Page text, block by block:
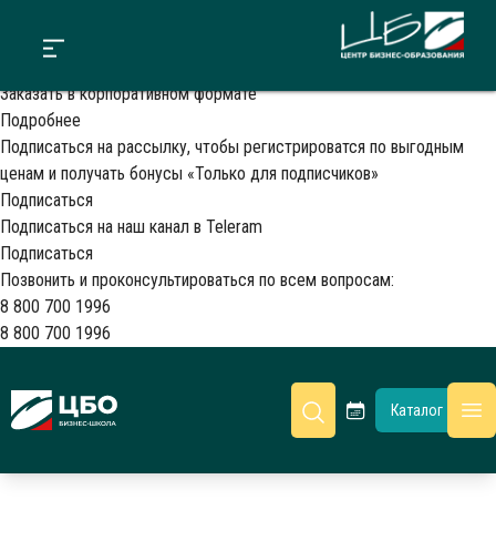
Мы уже провели эту программу
Заказать в корпоративном формате
Подробнее
Подписаться на рассылку, чтобы регистрироватся по выгодным
ценам и получать бонусы «Только для подписчиков»
Подписаться
Подписаться на наш канал в Teleram
Подписаться
Позвонить и проконсультироваться по всем вопросам:
8 800 700 1996
8 800 700 1996
CBO Каталог
ПРОГРАММА
ОБ АВТОРЕ
ОТЗЫВЫ